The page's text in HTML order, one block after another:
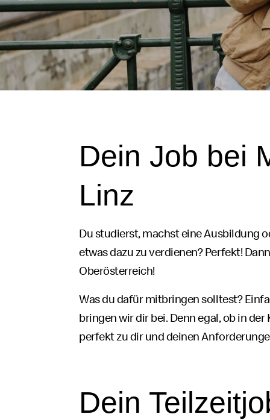
Dein Job bei
Linz
Du studierst, machst eine Ausbildung
etwas dazu zu verdienen? Perfekt!
Oberösterreich!
Was du dafür mitbringen solltest?
bringen wir dir bei. Denn egal, ob in der
perfekt zu dir und deinen
Dein Teilzeit